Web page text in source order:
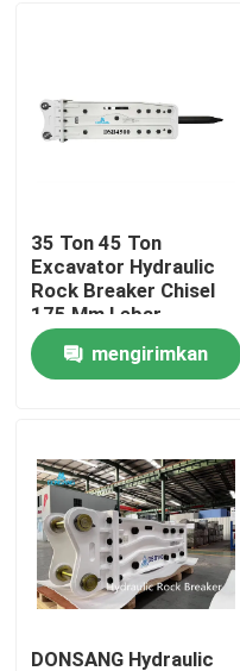
Rumah
Tampilan VR
Tentang kami
35 Ton 45 Ton
Excavator Hydraulic
Rock Breaker Chisel
175 Mm Lebar
Hydraulic Breaker Palu
mengirimkan
DONSANG Hydraulic